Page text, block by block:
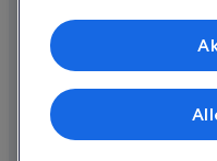
Internationale
© 2026 Expedia, Inc., ein
vorbehalten. Expedia und
Speichern von oder
Endgerät.
von Werbeleistung und
Liste der Partner